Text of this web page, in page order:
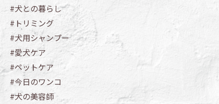
#犬との暮らし
#トリミング
#犬用シャンプー
#愛犬ケア
#ペットケア
#今日のワンコ
#犬の美容師